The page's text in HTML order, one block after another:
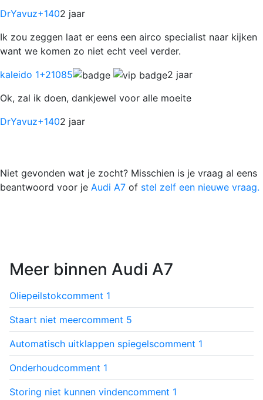
DrYavuz+1402 jaar
Ik zou zeggen laat er eens een airco specialist naar kijken
want we komen zo niet echt veel verder.
kaleido 1+21085
2 jaar
Ok, zal ik doen, dankjewel voor alle moeite
DrYavuz+1402 jaar
Niet gevonden wat je zocht? Misschien is je vraag al eens
beantwoord voor je Audi A7 of stel zelf een nieuwe vraag.
Meer binnen Audi A7
Oliepeilstokcomment 1
Staart niet meercomment 5
Automatisch uitklappen spiegelscomment 1
Onderhoudcomment 1
Storing niet kunnen vindencomment 1